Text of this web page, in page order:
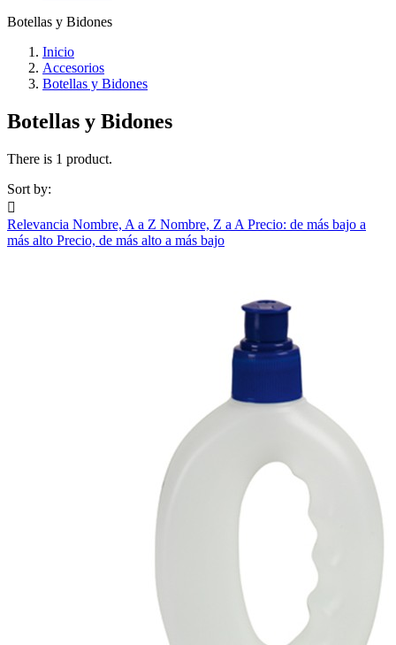
Botellas y Bidones
Inicio
Accesorios
Botellas y Bidones
Botellas y Bidones
There is 1 product.
Sort by:

Relevancia Nombre, A a Z Nombre, Z a A Precio: de más bajo a
más alto Precio, de más alto a más bajo